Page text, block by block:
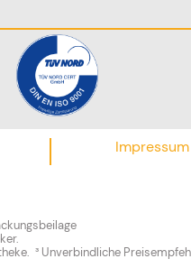
Impressum
³ Unverbindliche